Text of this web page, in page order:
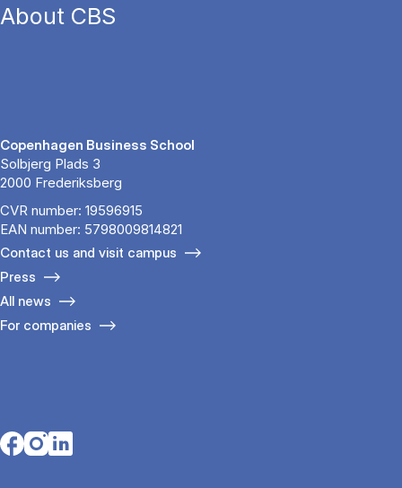
About CBS
Copenhagen Business School
Solbjerg Plads 3
2000 Frederiksberg
CVR number: 19596915
EAN number: 5798009814821
Contact us and visit campus
Press
All news
For companies
Opens in a new tab
Opens in a new tab
Opens in a new tab